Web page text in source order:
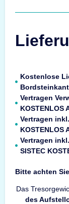
Kostenlose
Vertragen
KOSTENLOS
Vertragen
KOSTENLOS
Vertragen
SISTEC
Bitte achten
Das
des